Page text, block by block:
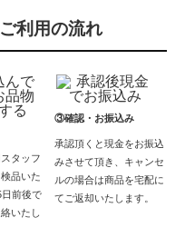
利用の流れ
タッフ
品いた
日前後で
いたし
③確認・お振込み
承認頂くと現金をお振込
みさせて頂き、キャンセ
ルの場合は商品を宅配に
てご返却いたします。